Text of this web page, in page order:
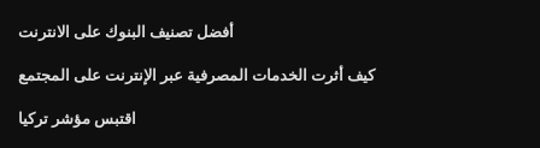
أفضل تصنيف البنوك على الانترنت
كيف أثرت الخدمات المصرفية عبر الإنترنت على المجتمع
اقتبس مؤشر تركيا